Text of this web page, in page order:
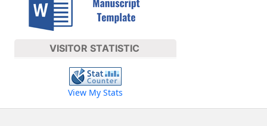
VISITOR STATISTIC
View My Stats